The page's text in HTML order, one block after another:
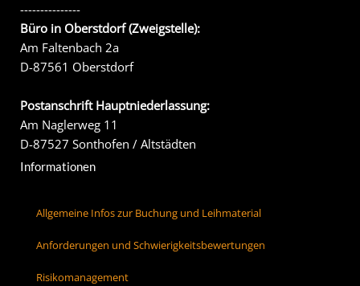
---------------
Büro in Oberstdorf (Zweigstelle):
Am Faltenbach 2a
D-87561 Oberstdorf
Postanschrift Hauptniederlassung:
Am Naglerweg 11
D-87527 Sonthofen / Altstädten
Informationen
Allgemeine Infos zur Buchung und Leihmaterial
Anforderungen und Schwierigkeitsbewertungen
Risikomanagement